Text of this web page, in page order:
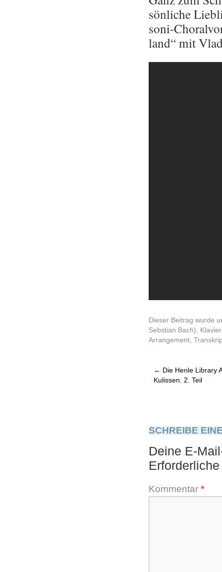
sön­li­che
so­ni-
land“ mit
Dieser Beitrag wurde
Sebstian Bach)
Arrangement
← Die Henle Library
Kulissen. 2. Teil
SCHREIBE
Deine E-
Kommentar *